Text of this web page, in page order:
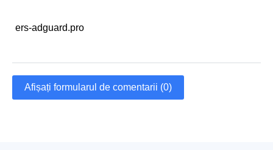
ers-adguard.pro
Afișați formularul de comentarii (0)